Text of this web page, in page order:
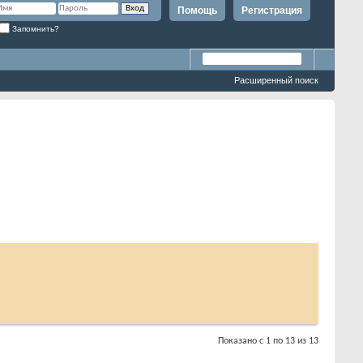
Регистрация
Помощь
Запомнить?
Расширенный поиск
Показано с 1 по 13 из 13